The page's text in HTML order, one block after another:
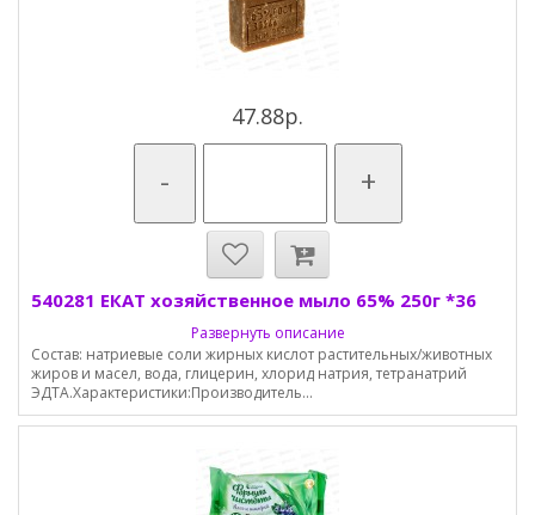
47.88р.
- +
540281 ЕКАТ хозяйственное мыло 65% 250г *36
Развернуть описание
Состав: натриевые соли жирных кислот растительных/животных
жиров и масел, вода, глицерин, хлорид натрия, тетранатрий
ЭДТА.Характеристики:Производитель...